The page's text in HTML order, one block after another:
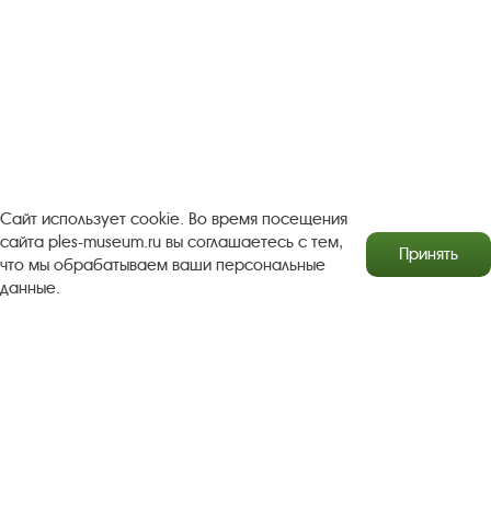
Антикоррупционная деятельность
Сайт использует cookie. Во время посещения
сайта ples-museum.ru вы соглашаетесь с тем,
что мы обрабатываем ваши персональные
данные.
Принять